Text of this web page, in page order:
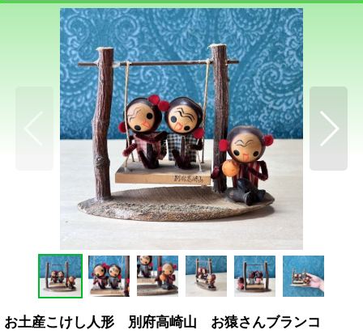
お土産こけし人形 別府高崎山 お猿さんブランコ